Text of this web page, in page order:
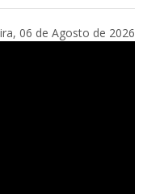
06 de Agosto de 2026